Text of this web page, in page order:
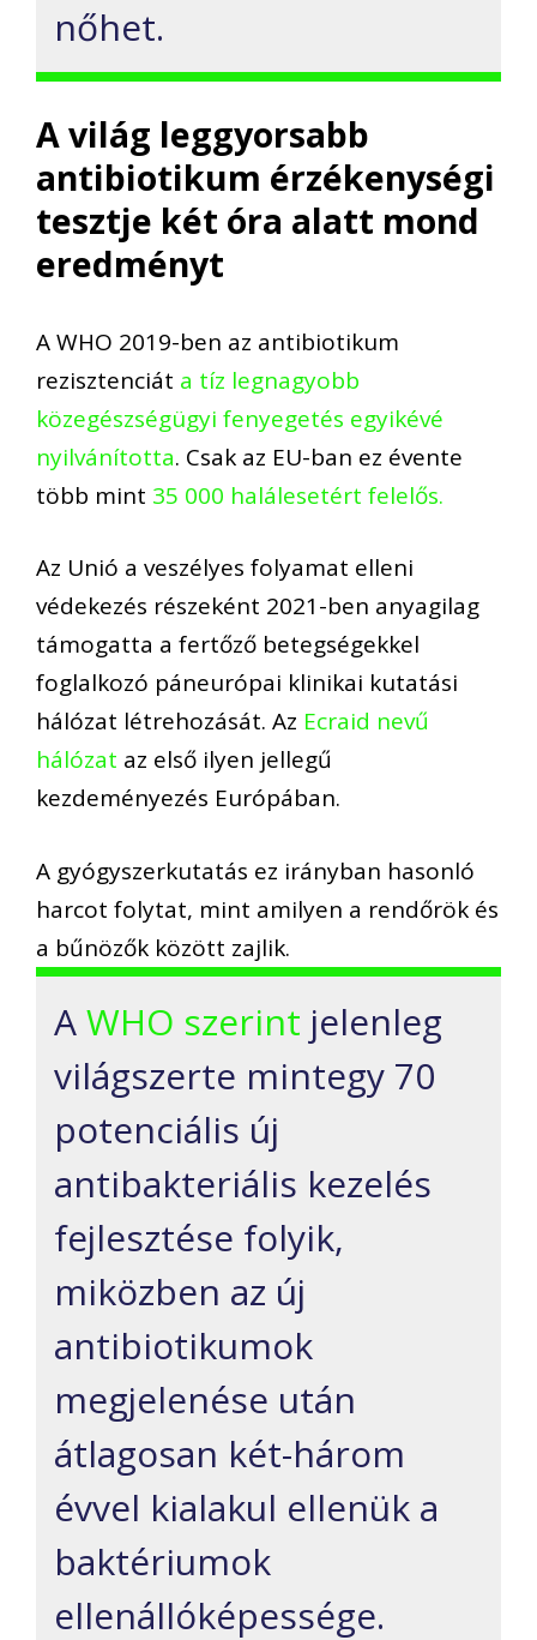
nőhet.
A világ leggyorsabb
antibiotikum érzékenységi
tesztje két óra alatt mond
eredményt
A WHO 2019-ben az antibiotikum
rezisztenciát a tíz legnagyobb
közegészségügyi fenyegetés egyikévé
nyilvánította. Csak az EU-ban ez évente
több mint 35 000 halálesetért felelős.
Az Unió a veszélyes folyamat elleni
védekezés részeként 2021-ben anyagilag
támogatta a fertőző betegségekkel
foglalkozó páneurópai klinikai kutatási
hálózat létrehozását. Az Ecraid nevű
hálózat az első ilyen jellegű
kezdeményezés Európában.
A gyógyszerkutatás ez irányban hasonló
harcot folytat, mint amilyen a rendőrök és
a bűnözők között zajlik.
AWHO szerint jelenleg
világszerte mintegy 70
potenciális új
antibakteriális kezelés
fejlesztése folyik,
miközben az új
antibiotikumok
megjelenése után
átlagosan két-három
évvel kialakul ellenük a
baktériumok
ellenállóképessége.